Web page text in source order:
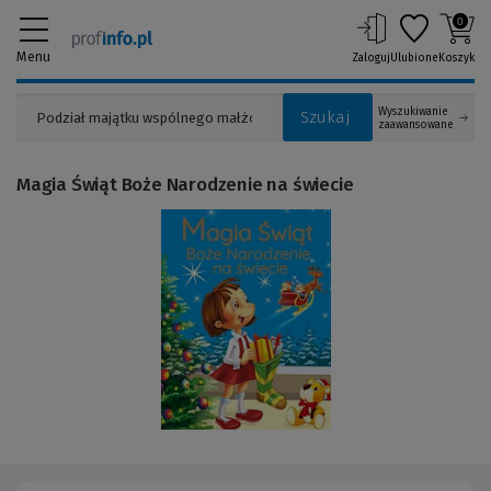
Menu
Szukaj
Wyszukiwanie
zaawansowane
ZalogujUlubione
0
Koszyk
Magia Świąt Boże Narodzenie na świecie